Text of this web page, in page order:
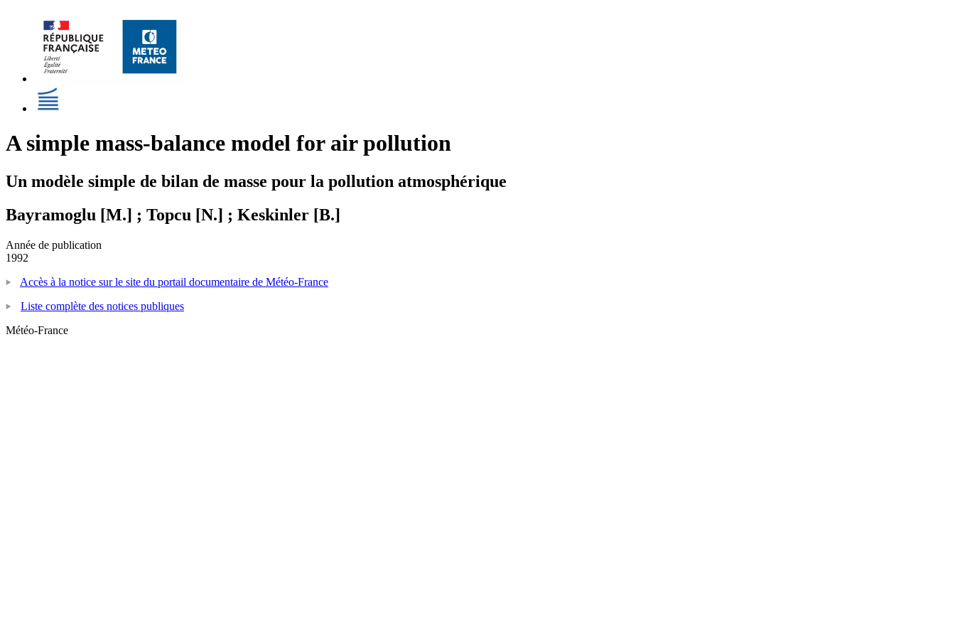
A simple mass-balance model for air pollution
Un modèle simple de bilan de masse pour la pollution atmosphérique
Bayramoglu [M.] ; Topcu [N.] ; Keskinler [B.]
Année de publication
1992
Accès à la notice sur le site du portail documentaire de Météo-France
Liste complète des notices publiques
Météo-France